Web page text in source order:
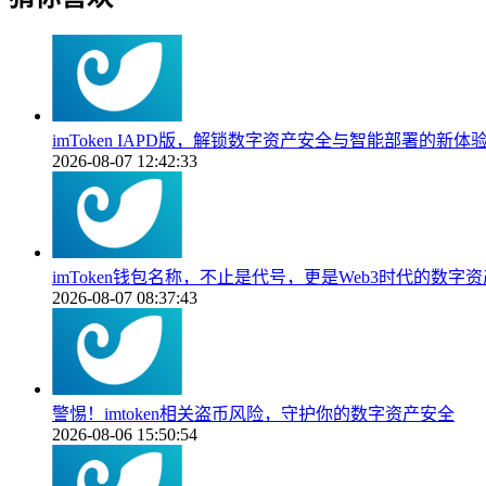
imToken IAPD版，解锁数字资产安全与智能部署的新体
2026-08-07 12:42:33
imToken钱包名称，不止是代号，更是Web3时代的数字
2026-08-07 08:37:43
警惕！imtoken相关盗币风险，守护你的数字资产安全
2026-08-06 15:50:54